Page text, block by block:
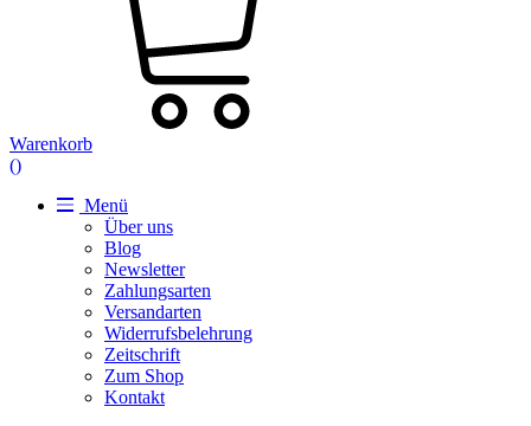
Warenkorb
()
Menü
Über uns
Blog
Newsletter
Zahlungsarten
Versandarten
Widerrufsbelehrung
Zeitschrift
Zum Shop
Kontakt